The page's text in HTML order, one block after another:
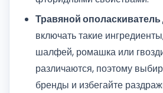
Травяной ополаскиватель
включать такие
шалфей, ромашка или
различаются, поэтому
бренды и избегайте